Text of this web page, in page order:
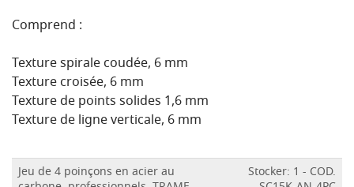
Comprend :
Texture spirale coudée, 6 mm
Texture croisée, 6 mm
Texture de points solides 1,6 mm
Texture de ligne verticale, 6 mm
Jeu de 4 poinçons en acier au
Stocker: 1 - COD.